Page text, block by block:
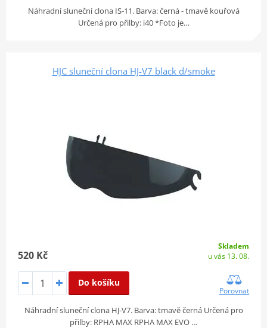
Náhradní sluneční clona IS-11. Barva: černá - tmavě kouřová
Určená pro přilby: i40 *Foto je…
HJC sluneční clona HJ-V7 black d/smoke
520 Kč
Skladem
u vás 13. 08.
Do košíku
Porovnat
Náhradní sluneční clona HJ-V7. Barva: tmavě černá Určená pro
přilby: RPHA MAX RPHA MAX EVO …